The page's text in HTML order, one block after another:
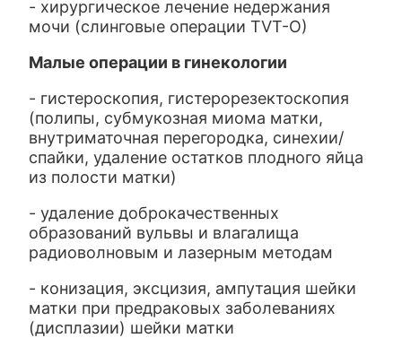
- хирургическое лечение недержания
мочи (слинговые операции TVT-О)
Малые операции в гинекологии
- гистероскопия, гистерорезектоскопия
(полипы, субмукозная миома матки,
внутриматочная перегородка, синехии/
спайки, удаление остатков плодного яйца
из полости матки)
- удаление доброкачественных
образований вульвы и влагалища
радиоволновым и лазерным методам
- конизация, эксцизия, ампутация шейки
матки при предраковых заболеваниях
(дисплазии) шейки матки